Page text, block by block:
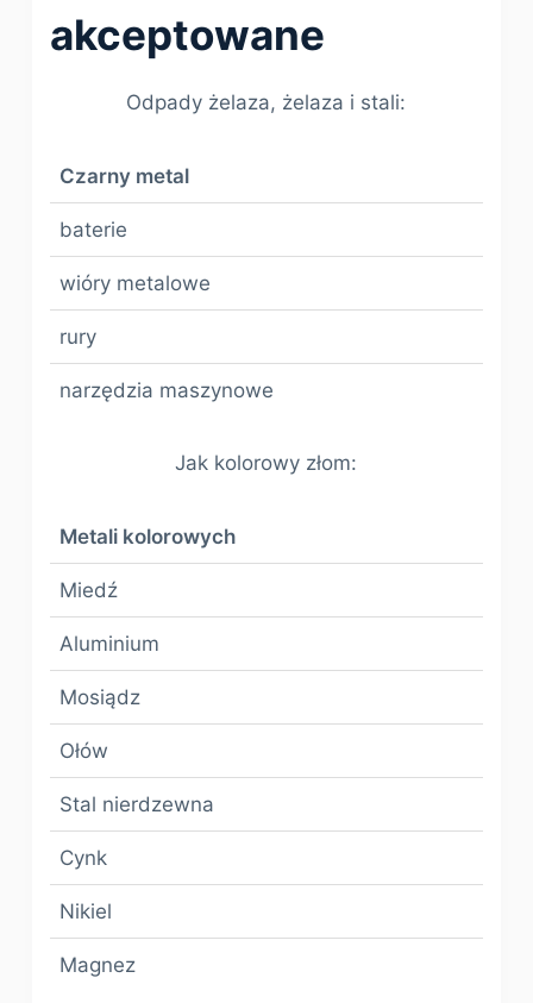
akceptowane
Odpady żelaza, żelaza i stali:
Czarny metal
baterie
wióry metalowe
rury
narzędzia maszynowe
Jak kolorowy złom:
Metali kolorowych
Miedź
Aluminium
Mosiądz
Ołów
Stal nierdzewna
Cynk
Nikiel
Magnez